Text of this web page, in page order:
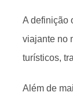
A definição
viajante no
turísticos,
Além de